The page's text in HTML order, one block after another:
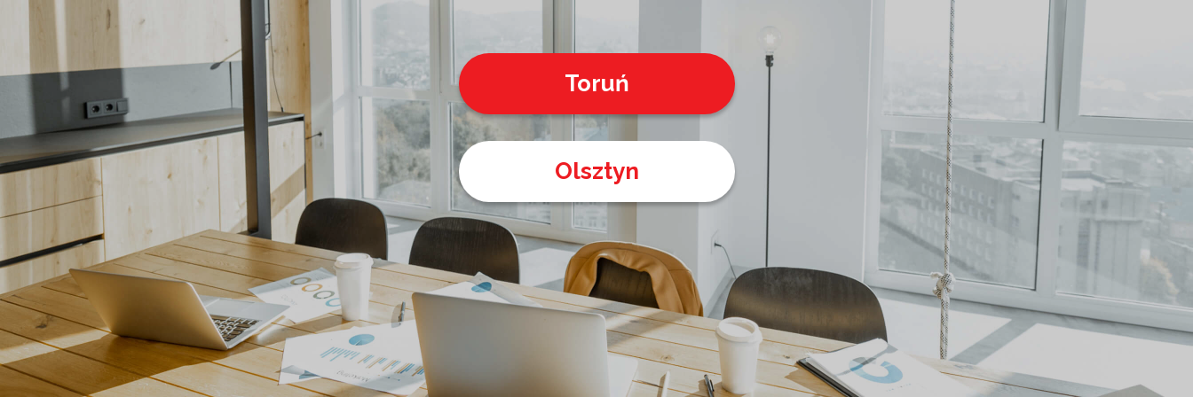
Jestem wirtualnym
doradcą GoodSpot. Szukasz
dobrego adresu dla swojej
działalności?
Wirtualny
adres dla firmy
? Wirtualna
siedziba spółki
Toruń
Olsztyn